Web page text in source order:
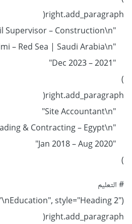
right.add_paragraph(
"Civil Supervisor – Construction\n"
"Al Tamimi – Red Sea | Saudi Arabia\n"
"2021 – Dec 2023"
right.add_paragraph(
"Site Accountant\n"
"Al Horia for Trading & Contracting – Egypt\n"
"Jan 2018 – Aug 2020"
# التعليم
style="Heading 2")
right.add_paragraph(